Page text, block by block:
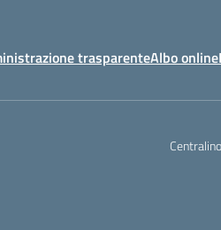
trasparenteAlbo online